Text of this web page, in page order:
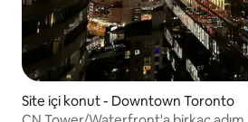
Site içi konut - Downtown Toronto